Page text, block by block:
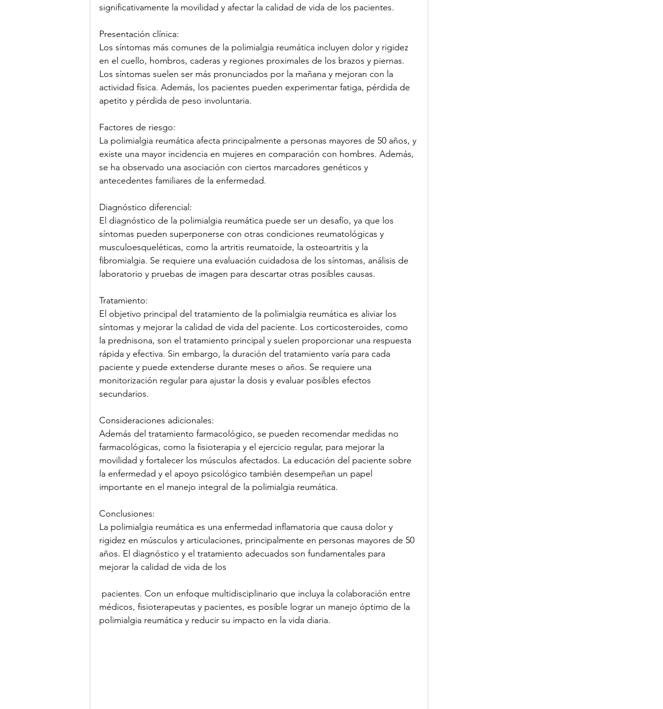
significativamente la movilidad y afectar la calidad de vida de los pacientes.
Presentación clínica:
Los síntomas más comunes de la polimialgia reumática incluyen dolor y rigidez
en el cuello, hombros, caderas y regiones proximales de los brazos y piernas.
Los síntomas suelen ser más pronunciados por la mañana y mejoran con la
actividad física. Además, los pacientes pueden experimentar fatiga, pérdida de
apetito y pérdida de peso involuntaria.
Factores de riesgo:
La polimialgia reumática afecta principalmente a personas mayores de 50 años, y
existe una mayor incidencia en mujeres en comparación con hombres. Además,
se ha observado una asociación con ciertos marcadores genéticos y
antecedentes familiares de la enfermedad.
Diagnóstico diferencial:
El diagnóstico de la polimialgia reumática puede ser un desafío, ya que los
síntomas pueden superponerse con otras condiciones reumatológicas y
musculoesqueléticas, como la artritis reumatoide, la osteoartritis y la
fibromialgia. Se requiere una evaluación cuidadosa de los síntomas, análisis de
laboratorio y pruebas de imagen para descartar otras posibles causas.
Tratamiento:
El objetivo principal del tratamiento de la polimialgia reumática es aliviar los
síntomas y mejorar la calidad de vida del paciente. Los corticosteroides, como
la prednisona, son el tratamiento principal y suelen proporcionar una respuesta
rápida y efectiva. Sin embargo, la duración del tratamiento varía para cada
paciente y puede extenderse durante meses o años. Se requiere una
monitorización regular para ajustar la dosis y evaluar posibles efectos
secundarios.
Consideraciones adicionales:
Además del tratamiento farmacológico, se pueden recomendar medidas no
farmacológicas, como la fisioterapia y el ejercicio regular, para mejorar la
movilidad y fortalecer los músculos afectados. La educación del paciente sobre
la enfermedad y el apoyo psicológico también desempeñan un papel
importante en el manejo integral de la polimialgia reumática.
Conclusiones:
La polimialgia reumática es una enfermedad inflamatoria que causa dolor y
rigidez en músculos y articulaciones, principalmente en personas mayores de 50
años. El diagnóstico y el tratamiento adecuados son fundamentales para
mejorar la calidad de vida de los
médicos, fisioterapeutas y pacientes, es posible lograr un manejo óptimo de la
polimialgia reumática y reducir su impacto en la vida diaria.